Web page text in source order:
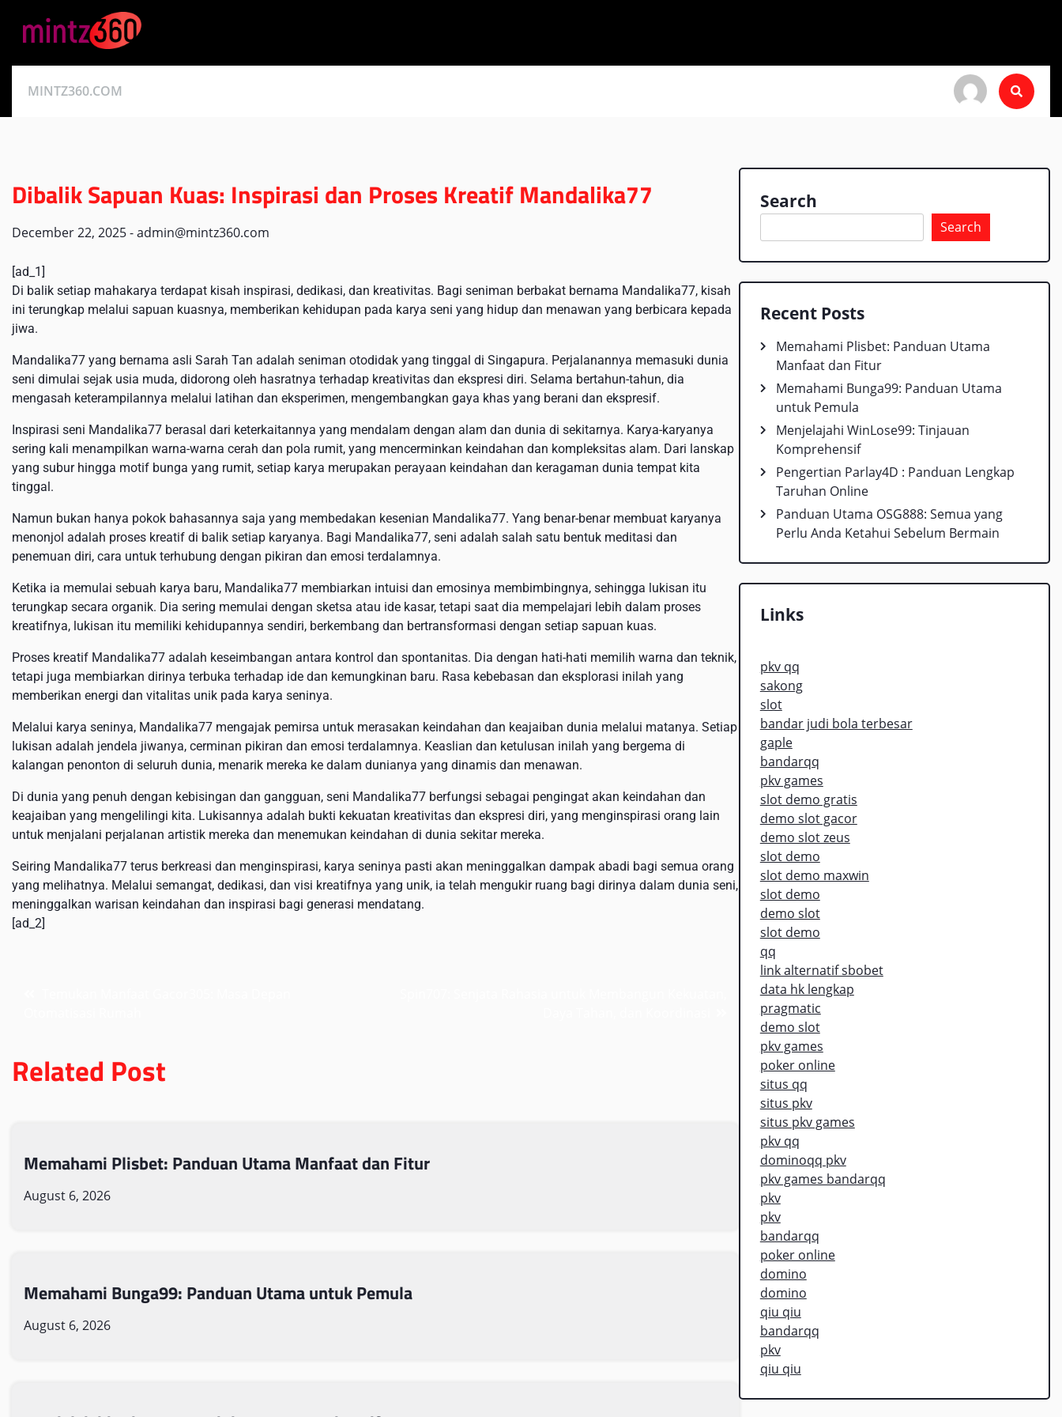
content
MINTZ360.COM
Dibalik Sapuan Kuas: Inspirasi dan Proses Kreatif Mandalika77
December 22, 2025-admin@mintz360.com
[ad_1]
Di balik setiap mahakarya terdapat kisah inspirasi, dedikasi, dan kreativitas. Bagi seniman berbakat bernama Mandalika77, kisah
ini terungkap melalui sapuan kuasnya, memberikan kehidupan pada karya seni yang hidup dan menawan yang berbicara kepada
jiwa.
Mandalika77 yang bernama asli Sarah Tan adalah seniman otodidak yang tinggal di Singapura. Perjalanannya memasuki dunia
seni dimulai sejak usia muda, didorong oleh hasratnya terhadap kreativitas dan ekspresi diri. Selama bertahun-tahun, dia
mengasah keterampilannya melalui latihan dan eksperimen, mengembangkan gaya khas yang berani dan ekspresif.
Inspirasi seni Mandalika77 berasal dari keterkaitannya yang mendalam dengan alam dan dunia di sekitarnya. Karya-karyanya
sering kali menampilkan warna-warna cerah dan pola rumit, yang mencerminkan keindahan dan kompleksitas alam. Dari lanskap
yang subur hingga motif bunga yang rumit, setiap karya merupakan perayaan keindahan dan keragaman dunia tempat kita
tinggal.
Namun bukan hanya pokok bahasannya saja yang membedakan kesenian Mandalika77. Yang benar-benar membuat karyanya
menonjol adalah proses kreatif di balik setiap karyanya. Bagi Mandalika77, seni adalah salah satu bentuk meditasi dan
penemuan diri, cara untuk terhubung dengan pikiran dan emosi terdalamnya.
Ketika ia memulai sebuah karya baru, Mandalika77 membiarkan intuisi dan emosinya membimbingnya, sehingga lukisan itu
terungkap secara organik. Dia sering memulai dengan sketsa atau ide kasar, tetapi saat dia mempelajari lebih dalam proses
kreatifnya, lukisan itu memiliki kehidupannya sendiri, berkembang dan bertransformasi dengan setiap sapuan kuas.
Proses kreatif Mandalika77 adalah keseimbangan antara kontrol dan spontanitas. Dia dengan hati-hati memilih warna dan teknik,
tetapi juga membiarkan dirinya terbuka terhadap ide dan kemungkinan baru. Rasa kebebasan dan eksplorasi inilah yang
memberikan energi dan vitalitas unik pada karya seninya.
Melalui karya seninya, Mandalika77 mengajak pemirsa untuk merasakan keindahan dan keajaiban dunia melalui matanya. Setiap
lukisan adalah jendela jiwanya, cerminan pikiran dan emosi terdalamnya. Keaslian dan ketulusan inilah yang bergema di
kalangan penonton di seluruh dunia, menarik mereka ke dalam dunianya yang dinamis dan menawan.
Di dunia yang penuh dengan kebisingan dan gangguan, seni Mandalika77 berfungsi sebagai pengingat akan keindahan dan
keajaiban yang mengelilingi kita. Lukisannya adalah bukti kekuatan kreativitas dan ekspresi diri, yang menginspirasi orang lain
untuk menjalani perjalanan artistik mereka dan menemukan keindahan di dunia sekitar mereka.
Seiring Mandalika77 terus berkreasi dan menginspirasi, karya seninya pasti akan meninggalkan dampak abadi bagi semua orang
yang melihatnya. Melalui semangat, dedikasi, dan visi kreatifnya yang unik, ia telah mengukir ruang bagi dirinya dalam dunia seni,
meninggalkan warisan keindahan dan inspirasi bagi generasi mendatang.
[ad_2]
Related Post
Memahami Plisbet: Panduan Utama Manfaat dan Fitur
August 6, 2026
Memahami Bunga99: Panduan Utama untuk Pemula
August 6, 2026
Search
Search
Recent Posts
Memahami Plisbet: Panduan Utama
Manfaat dan Fitur
Memahami Bunga99: Panduan Utama
untuk Pemula
Menjelajahi WinLose99: Tinjauan
Komprehensif
Pengertian Parlay4D : Panduan Lengkap
Taruhan Online
Panduan Utama OSG888: Semua yang
Perlu Anda Ketahui Sebelum Bermain
Links
pkv qq
sakong
slot
bandar judi bola terbesar
gaple
bandarqq
pkv games
slot demo gratis
demo slot gacor
demo slot zeus
slot demo
slot demo maxwin
slot demo
demo slot
slot demo
qq
link alternatif sbobet
data hk lengkap
pragmatic
demo slot
pkv games
poker online
situs qq
situs pkv
situs pkv games
pkv qq
dominoqq pkv
pkv games bandarqq
pkv
pkv
bandarqq
poker online
domino
domino
qiu qiu
bandarqq
pkv
qiu qiu